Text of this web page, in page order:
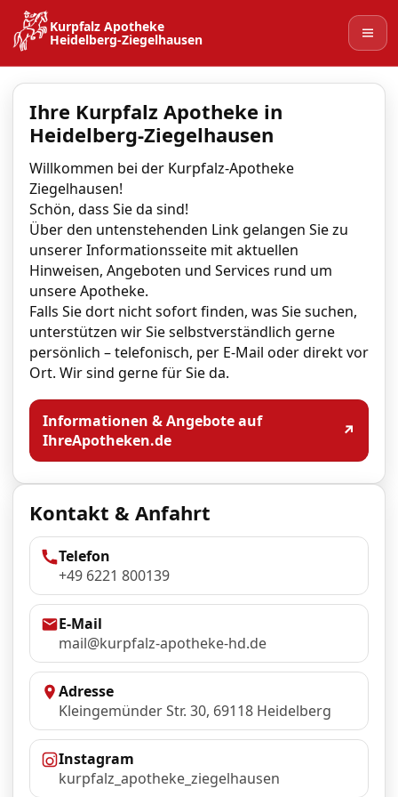
Kurpfalz Apotheke
Heidelberg‑Ziegelhausen
Ihre Kurpfalz Apotheke in
Heidelberg-Ziegelhausen
Willkommen bei der Kurpfalz-Apotheke
Ziegelhausen!
Schön, dass Sie da sind!
Über den untenstehenden Link gelangen Sie zu
unserer Informationsseite mit aktuellen
Hinweisen, Angeboten und Services rund um
unsere Apotheke.
Falls Sie dort nicht sofort finden, was Sie suchen,
unterstützen wir Sie selbstverständlich gerne
persönlich – telefonisch, per E-Mail oder direkt vor
Ort. Wir sind gerne für Sie da.
Informationen & Angebote auf
IhreApotheken.de
↗
Kontakt & Anfahrt
Telefon
+49 6221 800139
E‑Mail
mail@kurpfalz-apotheke-hd.de
Adresse
Kleingemünder Str. 30, 69118 Heidelberg
Instagram
kurpfalz_apotheke_ziegelhausen